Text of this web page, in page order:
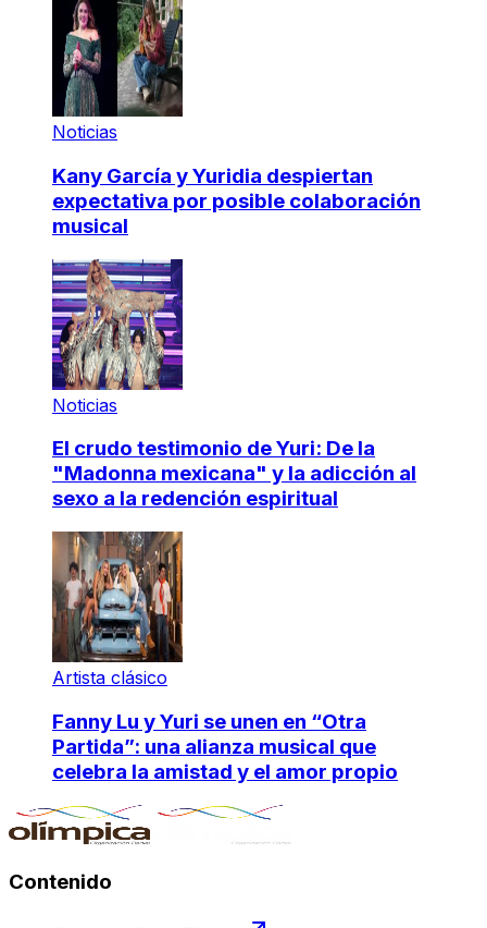
Noticias
Kany García y Yuridia despiertan
expectativa por posible colaboración
musical
Noticias
El crudo testimonio de Yuri: De la
"Madonna mexicana" y la adicción al
sexo a la redención espiritual
Artista clásico
Fanny Lu y Yuri se unen en “Otra
Partida”: una alianza musical que
celebra la amistad y el amor propio
Contenido